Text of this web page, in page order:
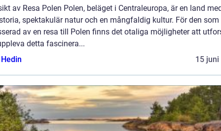
av Resa Polen Polen, beläget i Centraleuropa, är en land
spektakulär natur och en mångfaldig kultur. För den som
av en resa till Polen finns det otaliga möjligheter att
detta fascinera...
15 juni